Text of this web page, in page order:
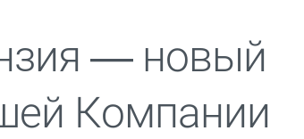
— новый
Компании